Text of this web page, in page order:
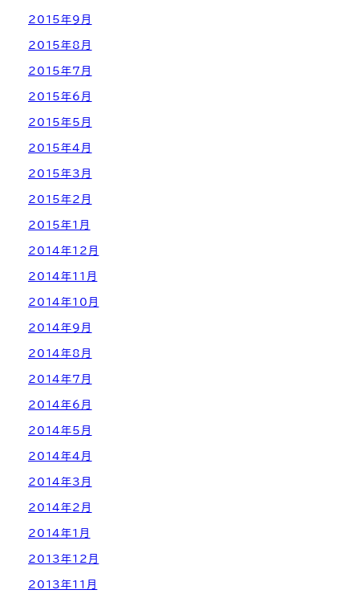
2015年9月
2015年8月
2015年7月
2015年6月
2015年5月
2015年4月
2015年3月
2015年2月
2015年1月
2014年12月
2014年11月
2014年10月
2014年9月
2014年8月
2014年7月
2014年6月
2014年5月
2014年4月
2014年3月
2014年2月
2014年1月
2013年12月
2013年11月